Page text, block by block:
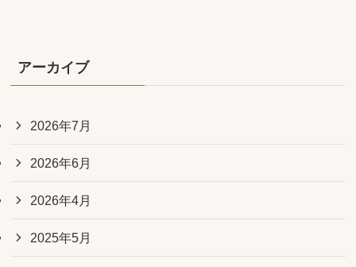
アーカイブ
2026年7月
2026年6月
2026年4月
2025年5月